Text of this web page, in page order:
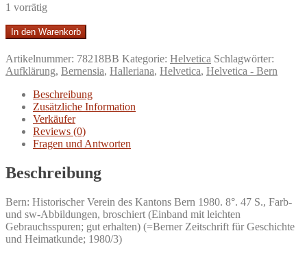
1 vorrätig
Gemeinde
Neuenegg.
Ein
Beitrag
zur
Geschichte
bernischen
Gemeindewesens.
Menge
In den Warenkorb
Artikelnummer: 78218BB Kategorie: Helvetica Schlagwörter:
Aufklärung, Bernensia, Halleriana, Helvetica, Helvetica - Bern
Beschreibung
Zusätzliche Information
Verkäufer
Reviews (0)
Fragen und Antworten
Beschreibung
Bern: Historischer Verein des Kantons Bern 1980. 8°. 47 S., Farb-
und sw-Abbildungen, broschiert (Einband mit leichten
Gebrauchsspuren; gut erhalten) (=Berner Zeitschrift für Geschichte
und Heimatkunde; 1980/3)